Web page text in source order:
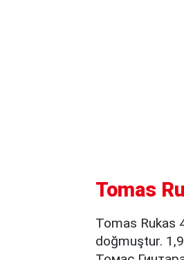
Tomas
Tomas Rukas
doğmuştur.